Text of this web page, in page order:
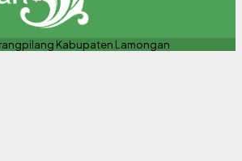
Kabupaten Lamongan